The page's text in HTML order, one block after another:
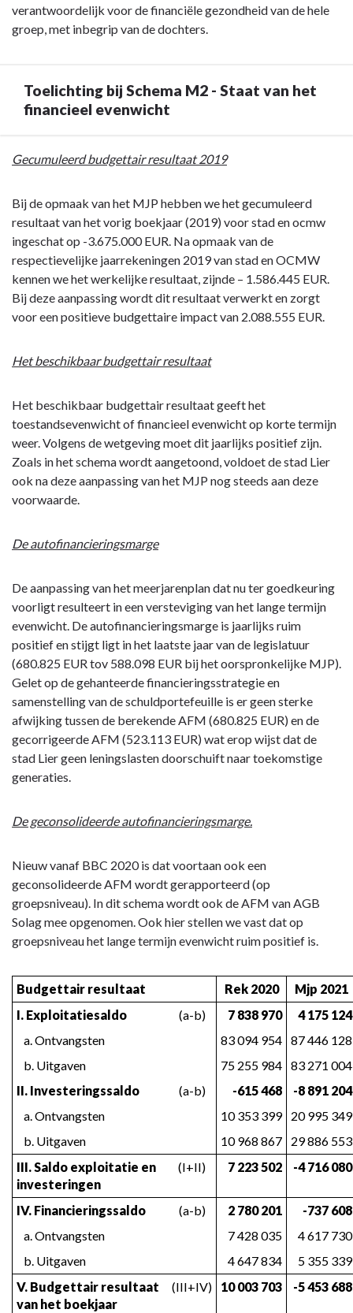
verantwoordelijk voor de financiële gezondheid van de hele
groep, met inbegrip van de dochters.
Toelichting bij Schema M2 - Staat van het
financieel evenwicht
Terug
navigatie
Schema
De
aangepaste
het
evenwicht
Toelichting
bij
Schema
M2
Staat
financieel
evenwicht
Gecumuleerd budgettair resultaat 2019
Bij de opmaak van het MJP hebben we het gecumuleerd
resultaat van het vorig boekjaar (2019) voor stad en ocmw
ingeschat op -3.675.000 EUR. Na opmaak van de
respectievelijke jaarrekeningen 2019 van stad en OCMW
kennen we het werkelijke resultaat, zijnde – 1.586.445 EUR.
Bij deze aanpassing wordt dit resultaat verwerkt en zorgt
voor een positieve budgettaire impact van 2.088.555 EUR.
Het beschikbaar budgettair resultaat
Het beschikbaar budgettair resultaat geeft het
toestandsevenwicht of financieel evenwicht op korte termijn
weer. Volgens de wetgeving moet dit jaarlijks positief zijn.
Zoals in het schema wordt aangetoond, voldoet de stad Lier
ook na deze aanpassing van het MJP nog steeds aan deze
voorwaarde.
De autofinancieringsmarge
De aanpassing van het meerjarenplan dat nu ter goedkeuring
voorligt resulteert in een versteviging van het lange termijn
evenwicht. De autofinancieringsmarge is jaarlijks ruim
positief en stijgt ligt in het laatste jaar van de legislatuur
(680.825 EUR tov 588.098 EUR bij het oorspronkelijke MJP).
Gelet op de gehanteerde financieringsstrategie en
samenstelling van de schuldportefeuille is er geen sterke
afwijking tussen de berekende AFM (680.825 EUR) en de
gecorrigeerde AFM (523.113 EUR) wat erop wijst dat de
stad Lier geen leningslasten doorschuift naar toekomstige
generaties.
De geconsolideerde autofinancieringsmarge.
Nieuw vanaf BBC 2020 is dat voortaan ook een
geconsolideerde AFM wordt gerapporteerd (op
groepsniveau). In dit schema wordt ook de AFM van AGB
Solag mee opgenomen. Ook hier stellen we vast dat op
groepsniveau het lange termijn evenwicht ruim positief is.
Budgettair resultaat Rek 2020
Mjp 2021
I. Exploitatiesaldo
(a-b) 7 838 970
4 175 124
   a. Ontvangsten
83 094 954 87 446 128
   b. Uitgaven
75 255 984 83 271 004
II. Investeringssaldo
(a-b) -615 468
-8 891 204
   a. Ontvangsten
10 353 399
20 995 349
   b. Uitgaven
10 968 867
29 886 553
III. Saldo exploitatie en
investeringen
(I+II) 7 223 502 -4 716 080
IV. Financieringssaldo (a-b) 2 780 201
-737 608
   a. Ontvangsten
7 428 035
4 617 730
   b. Uitgaven
4 647 834
5 355 339
V. Budgettair resultaat
van het boekjaar
(III+IV) 10 003 703 -5 453 688